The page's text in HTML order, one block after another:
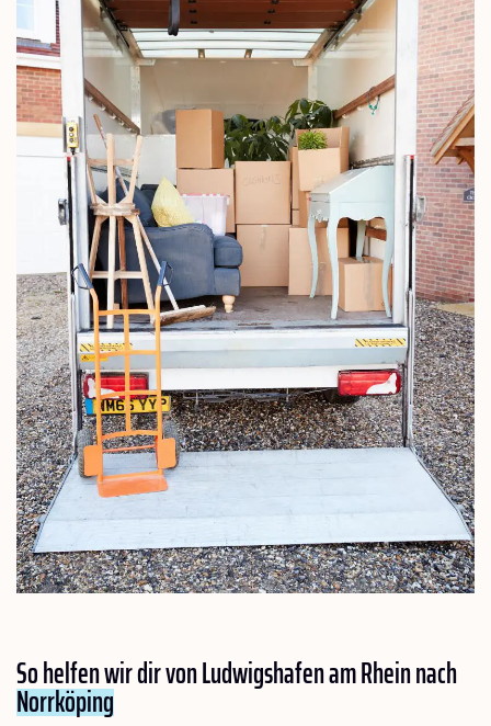
So helfen wir dir von Ludwigshafen am Rhein nach
Norrköping